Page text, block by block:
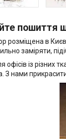
пошиття
розміщена в
заміряти,
із різних
нами